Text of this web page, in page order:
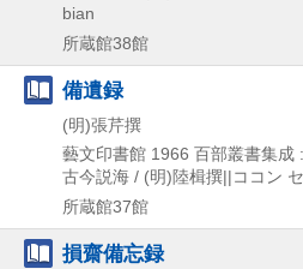
bian
所蔵館38館
備遺録
(明)張芹撰
藝文印書館 1966 百部叢書集成
古今説海 / (明)陸楫撰||ココン
所蔵館37館
損齋備忘録